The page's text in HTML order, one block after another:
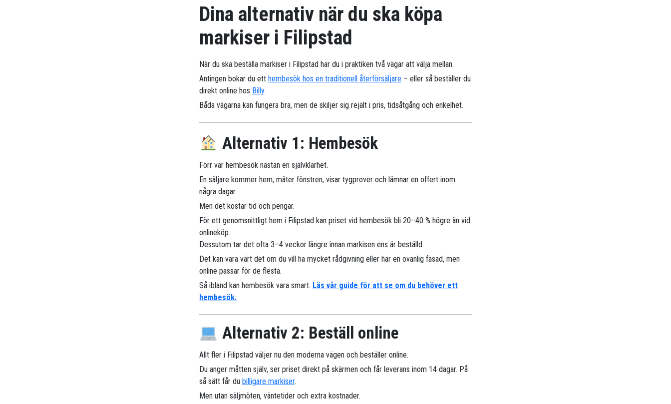
Dina alternativ när du ska köpa
markiser i Filipstad
När du ska beställa markiser i Filipstad har du i praktiken två vägar att välja mellan.
Antingen bokar du ett hembesök hos en traditionell återförsäljare – eller så beställer du
direkt online hos Billy.
Båda vägarna kan fungera bra, men de skiljer sig rejält i pris, tidsåtgång och enkelhet.
Alternativ 1: Hembesök
Förr var hembesök nästan en självklarhet.
En säljare kommer hem, mäter fönstren, visar tygprover och lämnar en offert inom
några dagar.
Men det kostar tid och pengar.
För ett genomsnittligt hem i Filipstad kan priset vid hembesök bli 20–40 % högre än vid
onlineköp.
Dessutom tar det ofta 3–4 veckor längre innan markisen ens är beställd.
Det kan vara värt det om du vill ha mycket rådgivning eller har en ovanlig fasad, men
online passar för de flesta.
Så ibland kan hembesök vara smart. Läs vår guide för att se om du behöver ett
hembesök.
Alternativ 2: Beställ online
Allt fler i Filipstad väljer nu den moderna vägen och beställer online.
Du anger måtten själv, ser priset direkt på skärmen och får leverans inom 14 dagar. På
så sätt får du billigare markiser.
Men utan säljmöten, väntetider och extra kostnader.